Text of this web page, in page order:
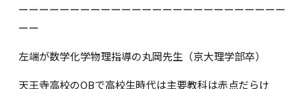
ーーーーーーーーーーーーーーーーーーーーーーーーーー
ーー
左端が数学化学物理指導の丸岡先生（京大理学部卒）
天王寺高校のOBで高校生時代は主要教科は赤点だらけ